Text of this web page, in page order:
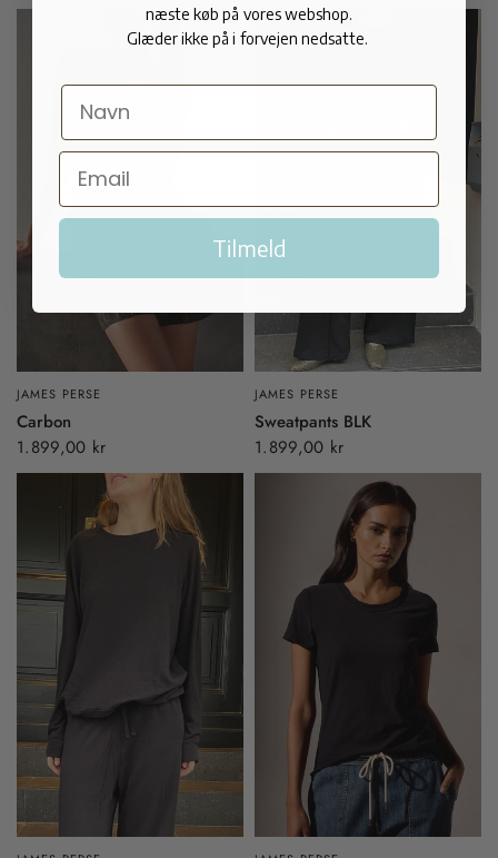
JAMES PERSE
Carbon
1.899,00 kr
JAMES PERSE
Sweatpants BLK
1.899,00 kr
næste køb på vores webshop.
Glæder ikke på i forvejen nedsatte.
Tilmeld